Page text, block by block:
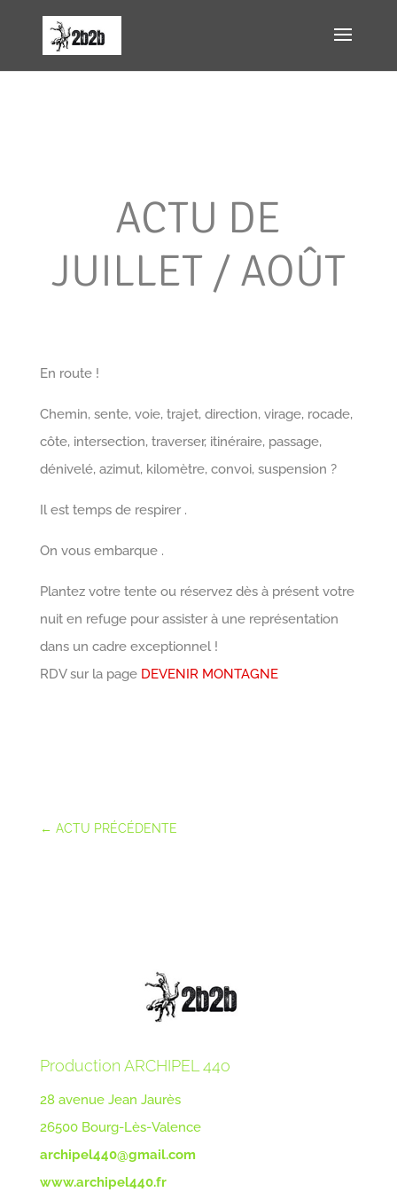
ACTU DE
JUILLET / AOÛT
En route !
Chemin, sente, voie, trajet, direction, virage, rocade,
côte, intersection, traverser, itinéraire, passage,
dénivelé, azimut, kilomètre, convoi, suspension ?
Il est temps de respirer .
On vous embarque .
Plantez votre tente ou réservez dès à présent votre
nuit en refuge pour assister à une représentation
dans un cadre exceptionnel !
RDV sur la page DEVENIR MONTAGNE
← ACTU PRÉCÉDENTE
Production ARCHIPEL 44o
28 avenue Jean Jaurès
26500 Bourg-Lès-Valence
archipel440@gmail.com
www.archipel440.fr